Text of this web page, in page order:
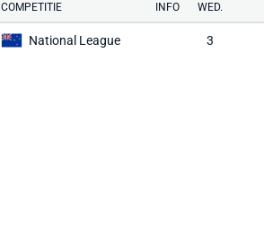
COMPETITIE INFO WED.
National League 3